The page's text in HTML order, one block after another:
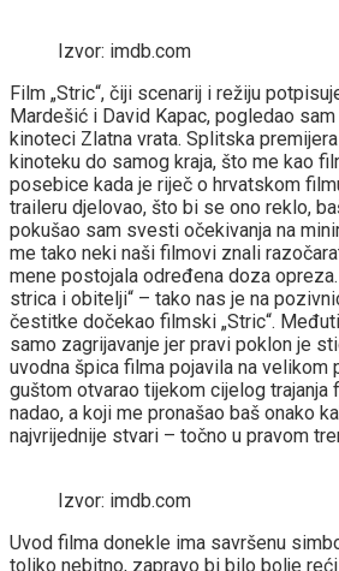
Izvor: imdb.com
Film „Stric“, čiji scenarij i režiju
Mardešić i David Kapac, pogledao
kinoteci Zlatna vrata. Splitska
kinoteku do samog kraja, što me kao
posebice kada je riječ o hrvatskom
traileru djelovao, što bi se ono reklo,
pokušao sam svesti očekivanja na
me tako neki naši filmovi znali
mene postojala određena doza
strica i obitelji“ – tako nas je na
čestitke dočekao filmski „Stric“.
samo zagrijavanje jer pravi poklon je
uvodna špica filma pojavila na velikom
guštom otvarao tijekom cijelog trajanja
nadao, a koji me pronašao baš onako
najvrijednije stvari – točno u pravom
Izvor: imdb.com
Uvod filma donekle ima savršenu
toliko nebitno, zapravo bi bilo bolje